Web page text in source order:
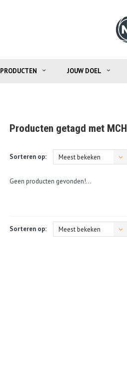
PRODUCTEN JOUW DOEL
Producten getagd met MCH
Sorteren op: Meest bekeken
Geen producten gevonden!...
Sorteren op: Meest bekeken